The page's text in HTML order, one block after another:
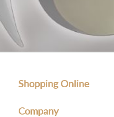
Shopping Online
Company